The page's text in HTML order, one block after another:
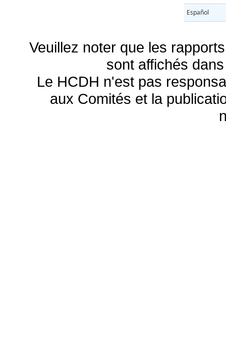
Español
Veuillez noter que les
sont affichés
Le HCDH n'est pas
aux Comités et la